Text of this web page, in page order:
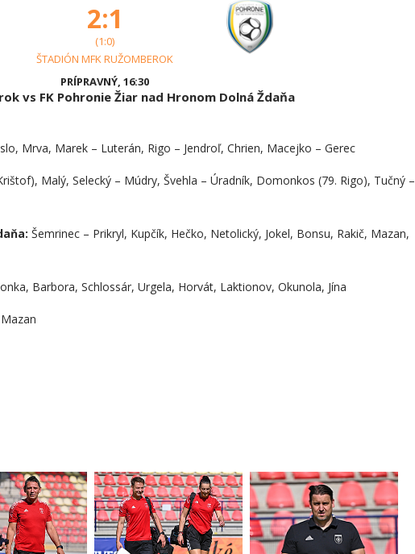
2:1
(1:0)
ŠTADIÓN MFK RUŽOMBEROK
PRÍPRAVNÝ, 16:30
vs FK Pohronie Žiar nad Hronom Dolná Ždaňa
Mrva, Marek – Luterán, Rigo – Jendroľ, Chrien, Macejko – Gerec
Malý, Selecký – Múdry, Švehla – Úradník, Domonkos (79. Rigo), Tučný –
Šemrinec – Prikryl, Kupčík, Hečko, Netolický, Jokel, Bonsu, Rakič, Mazan,
Barbora, Schlossár, Urgela, Horvát, Laktionov, Okunola, Jína